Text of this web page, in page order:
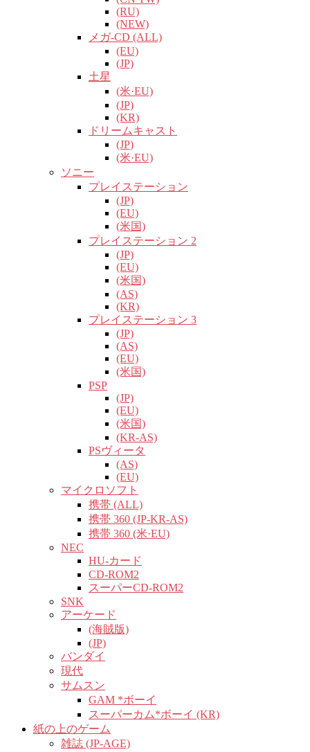
(RU)
(NEW)
メガ-CD (ALL)
(EU)
(JP)
土星
(米·EU)
(JP)
(KR)
ドリームキャスト
(JP)
(米·EU)
ソニー
プレイステーション
(JP)
(EU)
(米国)
プレイステーション 2
(JP)
(EU)
(米国)
(AS)
(KR)
プレイステーション 3
(JP)
(AS)
(EU)
(米国)
PSP
(JP)
(EU)
(米国)
(KR-AS)
PSヴィータ
(AS)
(EU)
マイクロソフト
携帯 (ALL)
携帯 360 (JP-KR-AS)
携帯 360 (米·EU)
NEC
HU-カード
CD-ROM2
スーパーCD-ROM2
SNK
アーケード
(海賊版)
(JP)
バンダイ
現代
サムスン
GAM *ボーイ
スーパーカム*ボーイ (KR)
紙の上のゲーム
雑誌 (JP-AGE)